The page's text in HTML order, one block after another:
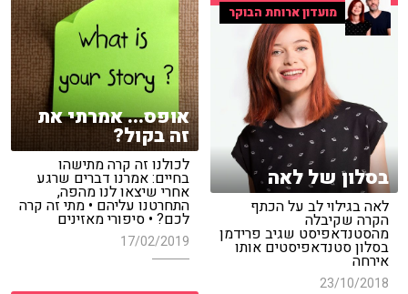
אופס... אמרתי את
זה בקול?
לכולנו זה קרה מתישהו
בחיים: אמרנו דברים שרגע
אחרי שיצאו לנו מהפה,
התחרטנו עליהם • מתי זה קרה
לכם? • סיפורי מאזינים
17/02/2019
מועדון ארוחת הבוקר
בסלון של לאה
לאה בגילוי לב על הכתף
הקרה שקיבלה
מהסטנדאפיסט שגיב פרידמן
בסלון סטנדאפיסטים אותו
אירחה
23/10/2018